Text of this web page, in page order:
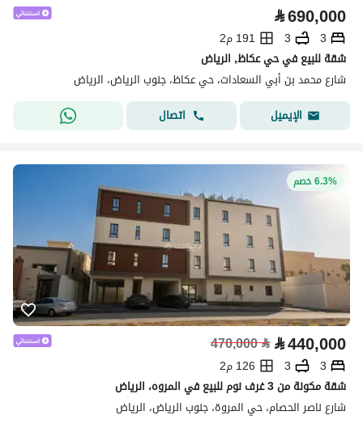
⃁690,000
3
3
191 م2
شقة للبيع في حي عكاظ, الرياض
شارع محمد بن أبي السعادات، حي عكاظ، جنوب الرياض، الرياض
الإيميل
اتصال
6.3% خصم
⃁440,000
⃁
470,000
3
3
126 م2
شقة مكونة من 3 غرف نوم للبيع في المروه، الرياض
شارع ناصر الحصام، حي المروة، جنوب الرياض، الرياض